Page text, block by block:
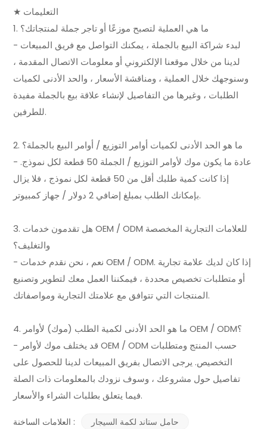
★ التعليمات
1. ما هي العملية لتصبح موزعًا أو تاجر جملة لمنتجاتك؟
- لبدء شراكة البيع بالجملة ، يمكنك التواصل مع فريق المبيعات
لدينا من خلال موقعنا الإلكتروني أو معلومات الاتصال المقدمة ،
وسنوجهك خلال العملية ، ومناقشة الأسعار ، والحد الأدنى لكميات
الطلبات ، وغيرها من التفاصيل لإنشاء علاقة بيع بالجملة مفيدة
للطرفين.
2. ما هو الحد الأدنى لكميات أوامر التوزيع / أوامر البيع بالجملة؟
- عادة ما يكون موك لأوامر التوزيع / الجملة 50 قطعة لكل نموذج.
إذا كانت كمية طلبك أقل من 50 قطعة لكل نموذج ، فلا يزال
بإمكانك الطلب بمبلغ إضافي 2 دولار / جهاز كمبيوتر.
3. هل تقدمون خدمات OEM / ODM للعلامات التجارية المخصصة
والتغليف؟
- نعم ، نحن نقدم خدمات OEM / ODM. إذا كان لديك علامة تجارية
أو متطلبات تخصيص محددة ، فيمكننا العمل معك لتطوير وتصنيع
المنتجات التي تتوافق مع علامتك التجارية ومواصفاتك.
4. ما هو الحد الأدنى لكمية الطلب (موك) لأوامر OEM / ODM؟
- قد يختلف موك لأوامر OEM / ODM حسب المنتج ومتطلبات
التخصيص. يرجى الاتصال بفريق المبيعات لدينا للحصول على
تفاصيل حول مشروعك ، وسوف نزودك بالمعلومات ذات الصلة
فيما يتعلق بطلبات الشراء والأسعار.
العلامات الساخنة :
حامل ستاند لكمة السيجار